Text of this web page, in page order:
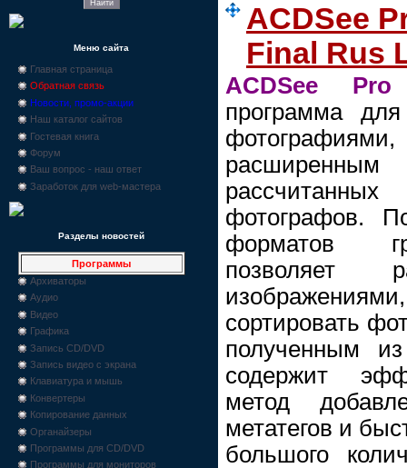
Меню сайта
Главная страница
Обратная связь
Новости, промо-акции
Наш каталог сайтов
Гостевая книга
Форум
Ваш вопрос - наш ответ
Заработок для web-мастера
Разделы новостей
Программы
Архиваторы
Аудио
Видео
Графика
Запись CD/DVD
Запись видео с экрана
Клавиатура и мышь
Конвертеры
Копирование данных
Органайзеры
Программы для CD/DVD
Программы для мониторов
ACDSee
Final Rus
ACDSee Pro
программа
фотографов.
форматов
позволяет
сортировать
полученным
содержит
метод
метатегов и
большого